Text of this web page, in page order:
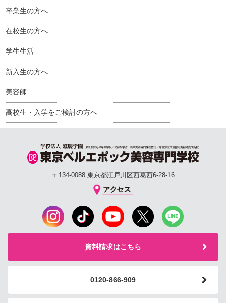
卒業生の方へ
在校生の方へ
学生生活
新入生の方へ
美容師
高校生・入学をご検討の方へ
〒134-0088 東京都江戸川区西葛西6-28-16
資料請求はこちら
0120-866-909